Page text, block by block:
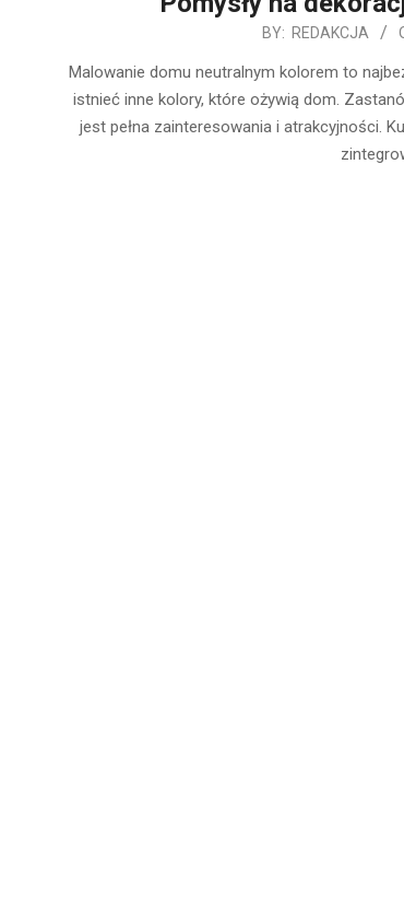
BY: REDAKCJA
Malowanie domu neutralnym kolorem to
istnieć inne kolory, które ożywią dom.
jest pełna zainteresowania i atrakcyjności.